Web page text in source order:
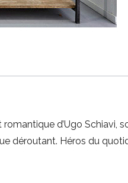
d’Ugo Schiavi,
déroutant. Héros du